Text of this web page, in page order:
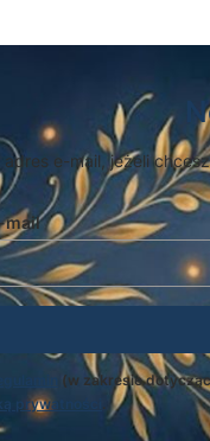
adres e-mail, jeżeli
mail
(w zakresie
prywatności